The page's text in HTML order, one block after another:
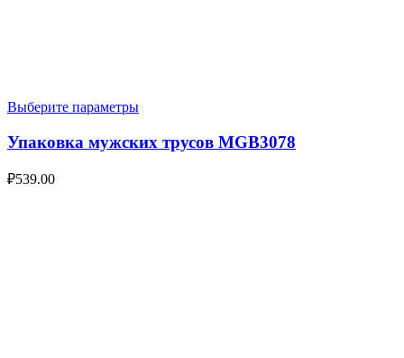
Выберите параметры
Упаковка мужских трусов MGB3078
₽539.00